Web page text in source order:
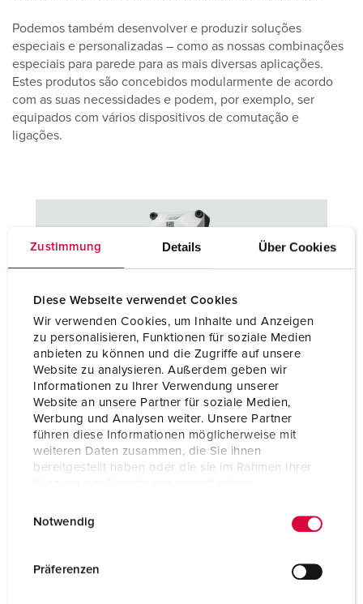
Zustimmung Details Über Cookies
Diese Webseite verwendet Cookies
Wir verwenden Cookies, um Inhalte und Anzeigen
zu personalisieren, Funktionen für soziale Medien
anbieten zu können und die Zugriffe auf unsere
Website zu analysieren. Außerdem geben wir
Informationen zu Ihrer Verwendung unserer
Website an unsere Partner für soziale Medien,
Werbung und Analysen weiter. Unsere Partner
führen diese Informationen möglicherweise mit
weiteren Daten zusammen, die Sie ihnen
bereitgestellt haben oder die sie im Rahmen Ihrer
Notwendig
Präferenzen
Podemos também desenvolver e produzir soluções
especiais e personalizadas – como as nossas combinações
especiais para parede para as mais diversas aplicações.
Estes produtos são concebidos modularmente de acordo
com as suas necessidades e podem, por exemplo, ser
equipados com vários dispositivos de comutação e
ligações.
Tomadas de parede DUOi
As tomadas de parede DUOi, que podem ser desligadas e
bloqueadas, são ideais para as elevadas exigências dos
estaleiros navais. O prático indicador de tensão LED
fornece informações sobre o estado atual do aparelho.